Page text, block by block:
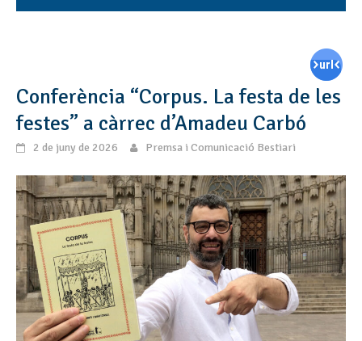
Conferència “Corpus. La festa de les
festes” a càrrec d’Amadeu Carbó
2 de juny de 2026 Premsa i Comunicació Bestiari